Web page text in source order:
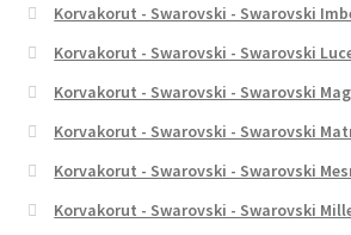
Korvakorut - Swarovski - Swarovski
Korvakorut - Swarovski - Swarovski
Korvakorut - Swarovski - Swarovski
Korvakorut - Swarovski - Swarovski
Korvakorut - Swarovski - Swarovski
Korvakorut - Swarovski - Swarovski